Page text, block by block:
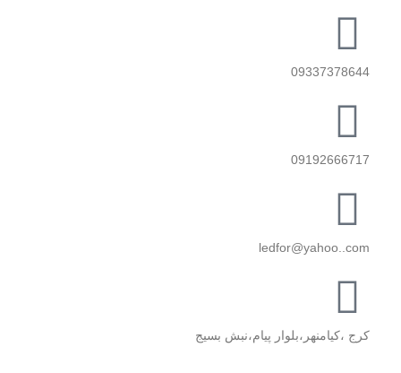
09337378644
09192666717
ledfor@yahoo..com
کرج ،کیامنهر،بلوار پیام،نبش بسیج